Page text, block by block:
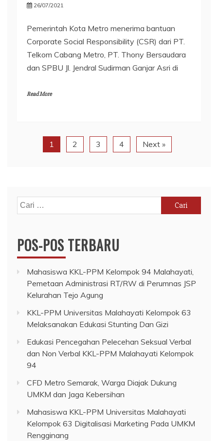
26/07/2021
Pemerintah Kota Metro menerima bantuan
Corporate Social Responsibility (CSR) dari PT.
Telkom Cabang Metro, PT. Thony Bersaudara
dan SPBU Jl. Jendral Sudirman Ganjar Asri di
Read More
1 2 3 4 Next »
Cari
untuk:
POS-POS TERBARU
Mahasiswa KKL-PPM Kelompok 94 Malahayati,
Pemetaan Administrasi RT/RW di Perumnas JSP
Kelurahan Tejo Agung
KKL-PPM Universitas Malahayati Kelompok 63
Melaksanakan Edukasi Stunting Dan Gizi
Edukasi Pencegahan Pelecehan Seksual Verbal
dan Non Verbal KKL-PPM Malahayati Kelompok
94
CFD Metro Semarak, Warga Diajak Dukung
UMKM dan Jaga Kebersihan
Mahasiswa KKL-PPM Universitas Malahayati
Kelompok 63 Digitalisasi Marketing Pada UMKM
Rengginang